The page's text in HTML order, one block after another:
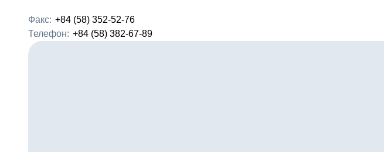
Факс: +84 (58) 352-52-76
Телефон: +84 (58) 382-67-89